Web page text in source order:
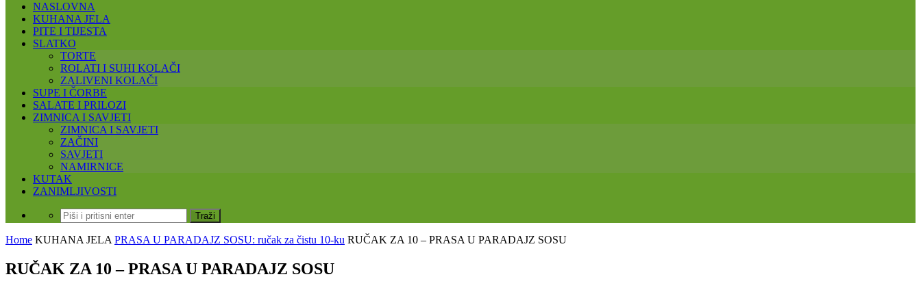
NASLOVNA
KUHANA JELA
PITE I TIJESTA
SLATKO
TORTE
ROLATI I SUHI KOLAČI
ZALIVENI KOLAČI
SUPE I ČORBE
SALATE I PRILOZI
ZIMNICA I SAVJETI
ZIMNICA I SAVJETI
ZAČINI
SAVJETI
NAMIRNICE
KUTAK
ZANIMLJIVOSTI
Home KUHANA JELA PRASA U PARADAJZ SOSU: ručak za čistu 10-ku RUČAK ZA 10 – PRASA U PARADAJZ SOSU
RUČAK ZA 10 – PRASA U PARADAJZ SOSU